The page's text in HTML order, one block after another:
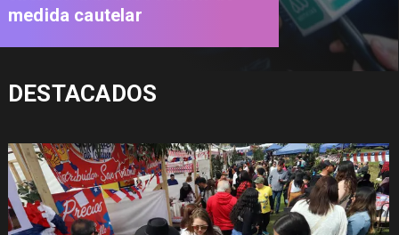
medida cautelar
DESTACADOS